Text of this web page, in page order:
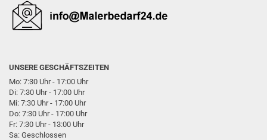
UNSERE GESCHÄFTSZEITEN
Mo: 7:30 Uhr - 17:00 Uhr
Di: 7:30 Uhr - 17:00 Uhr
Mi: 7:30 Uhr - 17:00 Uhr
Do: 7:30 Uhr - 17:00 Uhr
Fr: 7:30 Uhr - 13:00 Uhr
Sa: Geschlossen